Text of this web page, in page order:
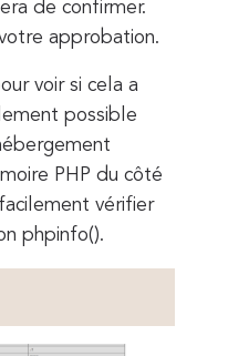
de confirmer.
approbation.
voir si cela a
possible
PHP du côté
vérifier
phpinfo().